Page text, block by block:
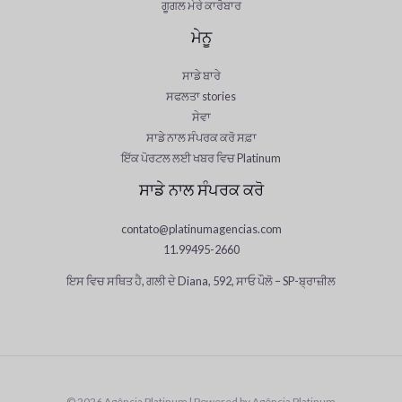
ਗੂਗਲ ਮੇਰੇ ਕਾਰੋਬਾਰ
ਮੇਨੂ
ਸਾਡੇ ਬਾਰੇ
ਸਫਲਤਾ stories
ਸੇਵਾ
ਸਾਡੇ ਨਾਲ ਸੰਪਰਕ ਕਰੋ ਸਫ਼ਾ
ਇੱਕ ਪੋਰਟਲ ਲਈ ਖਬਰ ਵਿਚ Platinum
ਸਾਡੇ ਨਾਲ ਸੰਪਰਕ ਕਰੋ
contato@platinumagencias.com
11.99495-2660
ਇਸ ਵਿਚ ਸਥਿਤ ਹੈ, ਗਲੀ ਦੇ Diana, 592, ਸਾਓ ਪੌਲੋ – SP-ਬ੍ਰਾਜ਼ੀਲ
Japanese